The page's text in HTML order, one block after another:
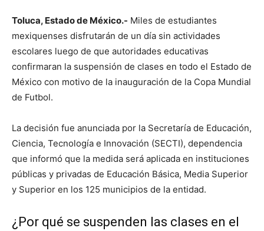
Toluca, Estado de México.- Miles de estudiantes
mexiquenses disfrutarán de un día sin actividades
escolares luego de que autoridades educativas
confirmaran la suspensión de clases en todo el Estado de
México con motivo de la inauguración de la Copa Mundial
de Futbol.
La decisión fue anunciada por la Secretaría de Educación,
Ciencia, Tecnología e Innovación (SECTI), dependencia
que informó que la medida será aplicada en instituciones
públicas y privadas de Educación Básica, Media Superior
y Superior en los 125 municipios de la entidad.
¿Por qué se suspenden las clases en el